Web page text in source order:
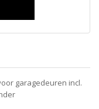
garagedeuren incl.